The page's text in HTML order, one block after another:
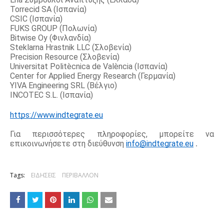
Torrecid SA (Ισπανία)
CSIC (Ισπανία)
FUKS GROUP (Πολωνία)
Bitwise Oy (Φινλανδία)
Steklarna Hrastnik LLC (Σλοβενία)
Precision Resource (Σλοβενία)
Universitat Politècnica de València (Ισπανία)
Center for Applied Energy Research (Γερμανία)
YIVA Engineering SRL (Βέλγιο)
INCOTEC S.L. (Ισπανία)
https://www.indtegrate.eu
Για περισσότερες πληροφορίες, μπορείτε να
επικοινωνήσετε στη διεύθυνση info@indtegrate.eu .
Tags: ΕΙΔΗΣΕΙΣ ΠΕΡΙΒΑΛΛΟΝ